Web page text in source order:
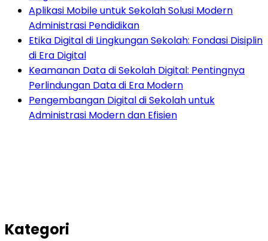
Aplikasi Mobile untuk Sekolah Solusi Modern
Administrasi Pendidikan
Etika Digital di Lingkungan Sekolah: Fondasi Disiplin
di Era Digital
Keamanan Data di Sekolah Digital: Pentingnya
Perlindungan Data di Era Modern
Pengembangan Digital di Sekolah untuk
Administrasi Modern dan Efisien
Kategori